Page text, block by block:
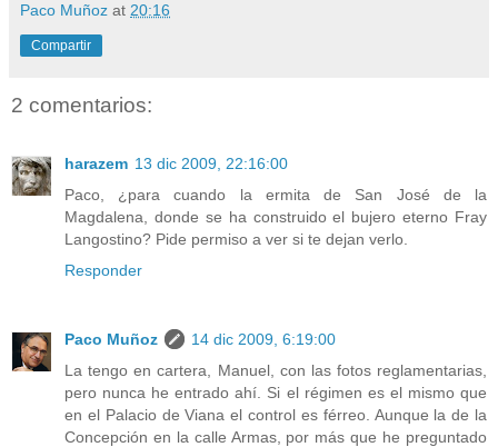
Paco Muñoz at 20:16
Compartir
2 comentarios:
harazem 13 dic 2009, 22:16:00
Paco, ¿para cuando la ermita de San José de la
Magdalena, donde se ha construido el bujero eterno Fray
Langostino? Pide permiso a ver si te dejan verlo.
Responder
Paco Muñoz
14 dic 2009, 6:19:00
La tengo en cartera, Manuel, con las fotos reglamentarias,
pero nunca he entrado ahí. Si el régimen es el mismo que
en el Palacio de Viana el control es férreo. Aunque la de la
Concepción en la calle Armas, por más que he preguntado